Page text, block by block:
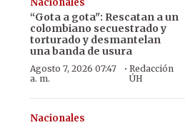
Nacionales
“Gota a gota": Rescatan a un
colombiano secuestrado y
torturado y desmantelan
una banda de usura
Agosto 7, 2026 07:47
a. m.
· Redacción
ÚH
Nacionales